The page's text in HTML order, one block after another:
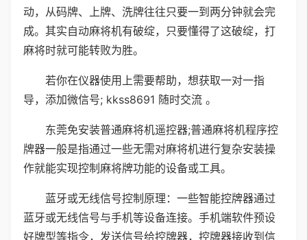
动，从码牌、上牌、洗牌往往只要一到两分钟就会完
成。其实自动麻将机有破绽，只要懂得了这破绽，打
麻将时就可能转败为胜。
若你在仪器使用上需要帮助，想获取一对一指
导，添加微信号; kkss8691 随时交流 。
东莞免安装普通麻将机遥控器;普通麻将机程序控
牌器一般是指通过一些无需对麻将机进行复杂安装操
作就能实现控制麻将牌功能的设备或工具。
蓝牙或无线信号控制原理：一些智能控牌器通过
蓝牙或无线信号与手机等设备连接。手机端软件预设
好牌型等指令，发送信号给控牌器，控牌器接收到信